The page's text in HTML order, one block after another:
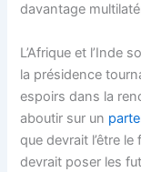
davantage
L’Afrique et l’Inde
la présidence
espoirs dans la
aboutir sur un
que devrait l’être le
devrait poser les